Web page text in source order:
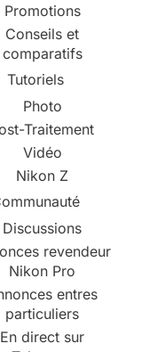
Promotions
Conseils et
comparatifs
Tutoriels
Photo
Traitement
Vidéo
Nikon Z
Discussions
revendeur
Nikon Pro
entres
particuliers
En direct sur